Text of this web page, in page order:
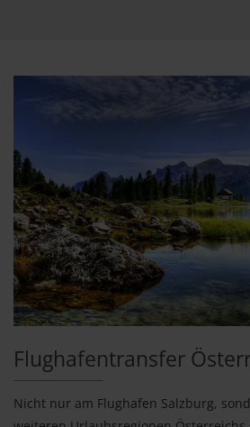
Flughafentransfer
Nicht nur am Flughafen Salzburg,